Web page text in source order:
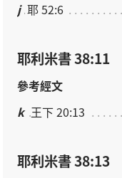
j 耶 52:6
耶利米書 38:11
參考經文
k 王下 20:13
耶利米書 38:13